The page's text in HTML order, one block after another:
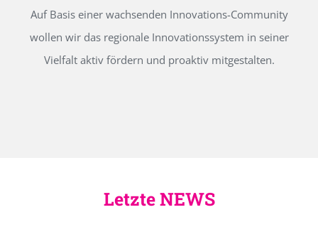
Auf Basis einer wachsenden Innovations-Community
wollen wir das regionale Innovationssystem in seiner
Vielfalt aktiv fördern und proaktiv mitgestalten.
Letzte NEWS